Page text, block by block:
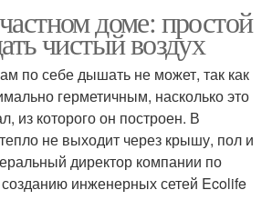
доме: простой
чистый воздух
по себе дышать не может, так как
герметичным, насколько это
из которого он построен. В
не выходит через крышу, пол и
директор компании по
инженерных сетей Ecolife